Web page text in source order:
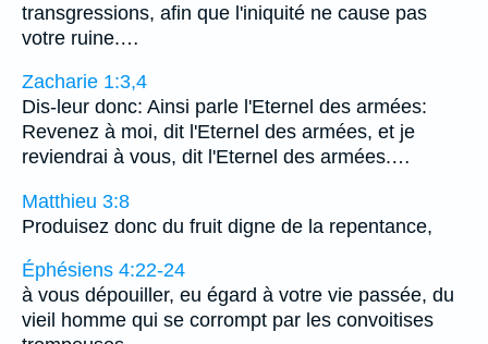
transgressions, afin que l'iniquité ne cause pas
votre ruine.…
Zacharie 1:3,4
Dis-leur donc: Ainsi parle l'Eternel des armées:
Revenez à moi, dit l'Eternel des armées, et je
reviendrai à vous, dit l'Eternel des armées.…
Matthieu 3:8
Produisez donc du fruit digne de la repentance,
Éphésiens 4:22-24
à vous dépouiller, eu égard à votre vie passée, du
vieil homme qui se corrompt par les convoitises